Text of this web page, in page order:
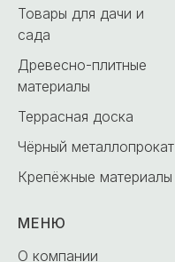
Товары для дачи и
сада
Древесно-плитные
материалы
Террасная доска
Чёрный металлопрокат
Крепёжные материалы
МЕНЮ
О компании